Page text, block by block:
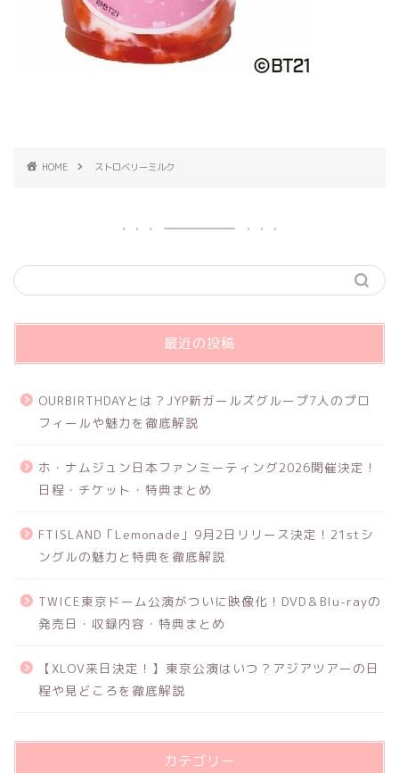
HOME ストロベリーミルク
最近の投稿
OURBIRTHDAYとは？JYP新ガールズグループ7人のプロ
フィールや魅力を徹底解説
ホ・ナムジュン日本ファンミーティング2026開催決定！
日程・チケット・特典まとめ
FTISLAND「Lemonade」9月2日リリース決定！21stシ
ングルの魅力と特典を徹底解説
TWICE東京ドーム公演がついに映像化！DVD＆Blu-rayの
発売日・収録内容・特典まとめ
【XLOV来日決定！】東京公演はいつ？アジアツアーの日
程や見どころを徹底解説
カテゴリー